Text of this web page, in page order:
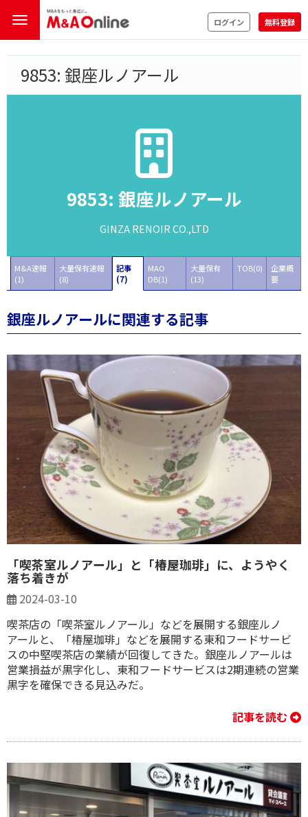
ログイン 無料登録
9853: 銀座ルノアール
9853: 銀座ルノアール
GINZA RENOIR CO.,LTD
M&A速報
(1)
大量保有速報
(8)
記事
(7)
MAO
DB(1)
大量保有
(13)
TOB(0)
企業概
要
銀座ルノアールに関連する記事
「喫茶室ルノアール」と「椿屋珈琲」に、ようやく
落ち着きが
2024-03-10
喫茶店の「喫茶室ルノアール」などを展開する銀座ルノ
アールと、「椿屋珈琲」などを展開する東和フードサービ
スの中堅喫茶店の業績が回復してきた。銀座ルノアールは
営業損益が黒字化し、東和フードサービスは2期連続の営業
黒字を確保できる見込みだ。
記事を読む